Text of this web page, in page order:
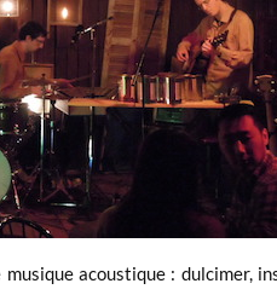
acoustique : dulcimer,